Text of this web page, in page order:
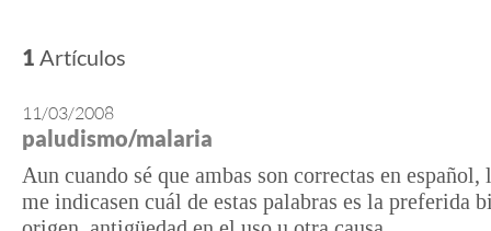
1 Artículos
11/03/2008
paludismo/malaria
Aun cuando sé que ambas son correctas en español,
me indicasen cuál de estas palabras es la preferida